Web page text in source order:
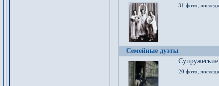
31 фото,
Семейные дуэты
20 фото,